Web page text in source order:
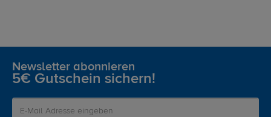
Newsletter abonnieren
5€ Gutschein sichern!